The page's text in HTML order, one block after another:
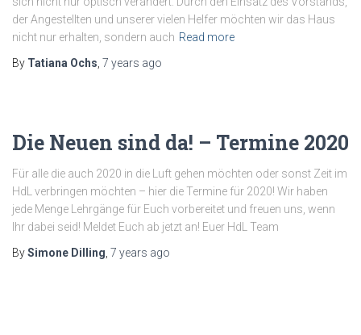
der Angestellten und unserer vielen Helfer möchten wir das Haus
nicht nur erhalten, sondern auch Read more
By Tatiana Ochs 7 years ago
Die Neuen sind da! – Termine 2020
Für alle die auch 2020 in die Luft gehen möchten oder sonst Zeit im
HdL verbringen möchten – hier die Termine für 2020! Wir haben
jede Menge Lehrgänge für Euch vorbereitet und freuen uns, wenn
Ihr dabei seid! Meldet Euch ab jetzt an! Euer HdL Team
BySimone Dilling 7 years ago